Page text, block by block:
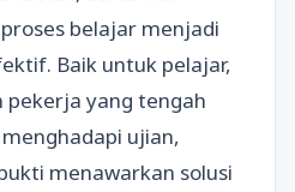
belajar menjadi
Baik untuk pelajar,
pekerja yang tengah
ujian,
menawarkan solusi